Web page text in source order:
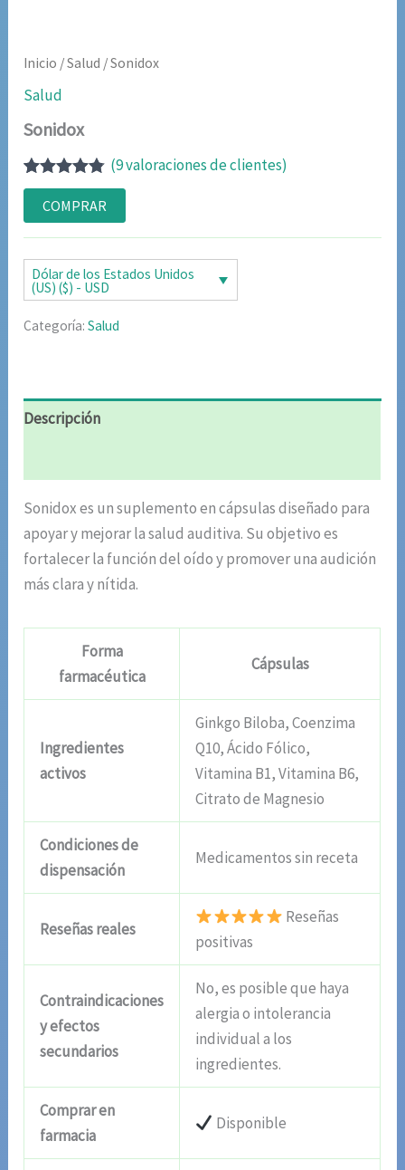
Inicio /Salud / Sonidox
Salud
Sonidox
Valorado
con4.75de
5 en base
a
8
de clientes
(9valoraciones de clientes)
COMPRAR
Dólar de los Estados Unidos
(US) ($) - USD
Categoría:Salud
Descripción
Sonidox es un suplemento en cápsulas diseñado para
apoyar y mejorar la salud auditiva. Su objetivo es
fortalecer la función del oído y promover una audición
más clara y nítida.
Forma
farmacéutica
Cápsulas
Ingredientes
activos
Ginkgo Biloba, Coenzima
Q10, Ácido Fólico,
Vitamina B1, Vitamina B6,
Citrato de Magnesio
Condiciones de
dispensación
Medicamentos sin receta
Reseñas reales
Reseñas
positivas
Contraindicaciones
y efectos
secundarios
No, es posible que haya
alergia o intolerancia
individual a los
ingredientes.
Comprar en
farmacia
Disponible